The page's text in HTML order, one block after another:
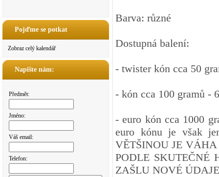
Pojďme se potkat
Zobraz celý kalendář
Napište nám:
Předmět:
Jméno:
Váš email:
Telefon:
Barva: různé
Dostupná balení:
- twister kón cca 50
- kón cca 100 gramů -
- euro kón cca 1000
euro kónu je však
VĚTŠINOU JE
PODLE SKUTEČNÉ
ZAŠLU NOVÉ